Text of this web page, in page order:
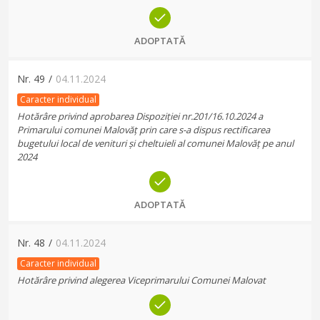
ADOPTATĂ
Nr. 49 / 04.11.2024
Caracter individual
Hotărâre privind aprobarea Dispoziției nr.201/16.10.2024 a
Primarului comunei Malovăț prin care s-a dispus rectificarea
bugetului local de venituri și cheltuieli al comunei Malovăț pe anul
2024
ADOPTATĂ
Nr. 48 / 04.11.2024
Caracter individual
Hotărâre privind alegerea Viceprimarului Comunei Malovat